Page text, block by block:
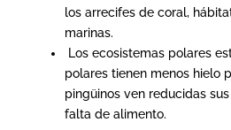
los arrecifes de coral,
marinas.
Los ecosistemas polares
polares tienen menos hielo
pingüinos ven reducidas
falta de alimento.